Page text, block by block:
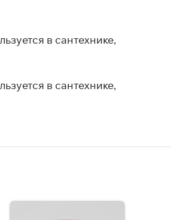
в сантехнике,
в сантехнике,